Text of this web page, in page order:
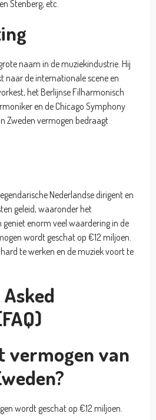
Stenberg, etc.
naam in de muziekindustrie. Hij
naar de internationale scene en
het Berlijnse Filharmonisch
en de Chicago Symphony
Zweden vermogen bedraagt
Nederlandse dirigent en
geleid, waaronder het
enorm veel waardering in de
wordt geschat op €12 miljoen.
te werken en de muziek voort te
vermogen van
wordt geschat op €12 miljoen.